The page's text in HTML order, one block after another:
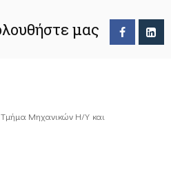
μας
Μηχανικών Η/Υ και